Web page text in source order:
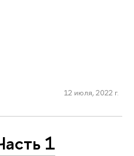
12 июля, 2022 г.
1